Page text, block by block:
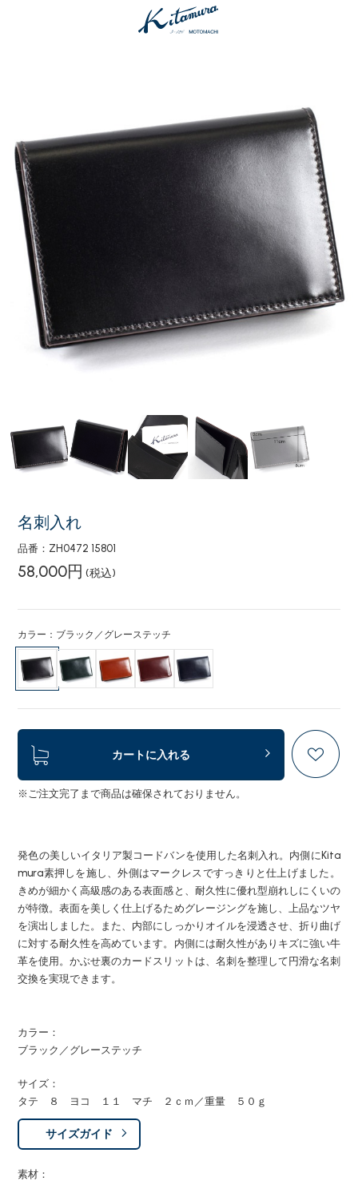
名刺入れ
品番：ZH0472 15801
58,000円 (税込)
カラー：ブラック／グレーステッチ
カートに入れる
※ご注文完了まで商品は確保されておりません。
発色の美しいイタリア製コードバンを使用した名刺入れ。内側にKita
mura素押しを施し、外側はマークレスですっきりと仕上げました。
きめが細かく高級感のある表面感と、耐久性に優れ型崩れしにくいの
が特徴。表面を美しく仕上げるためグレージングを施し、上品なツヤ
を演出しました。また、内部にしっかりオイルを浸透させ、折り曲げ
に対する耐久性を高めています。内側には耐久性がありキズに強い牛
革を使用。かぶせ裏のカードスリットは、名刺を整理して円滑な名刺
交換を実現できます。
カラー：
ブラック／グレーステッチ
サイズ：
タテ ８ ヨコ １１ マチ ２ｃｍ／重量 ５０ｇ
サイズガイド
素材：